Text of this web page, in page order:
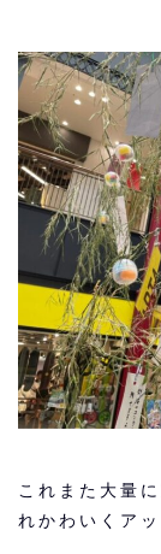
これまた大量
れかわいくア